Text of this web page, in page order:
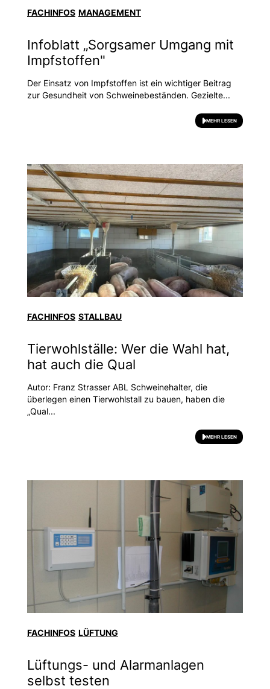
FACHINFOS MANAGEMENT
Infoblatt „Sorgsamer Umgang mit
Impfstoffen"
Der Einsatz von Impfstoffen ist ein wichtiger Beitrag
zur Gesundheit von Schweinebeständen. Gezielte...
MEHR LESEN
FACHINFOS STALLBAU
Tierwohlställe: Wer die Wahl hat,
hat auch die Qual
Autor: Franz Strasser ABL Schweinehalter, die
überlegen einen Tierwohlstall zu bauen, haben die
„Qual...
MEHR LESEN
FACHINFOS LÜFTUNG
Lüftungs- und Alarmanlagen
selbst testen